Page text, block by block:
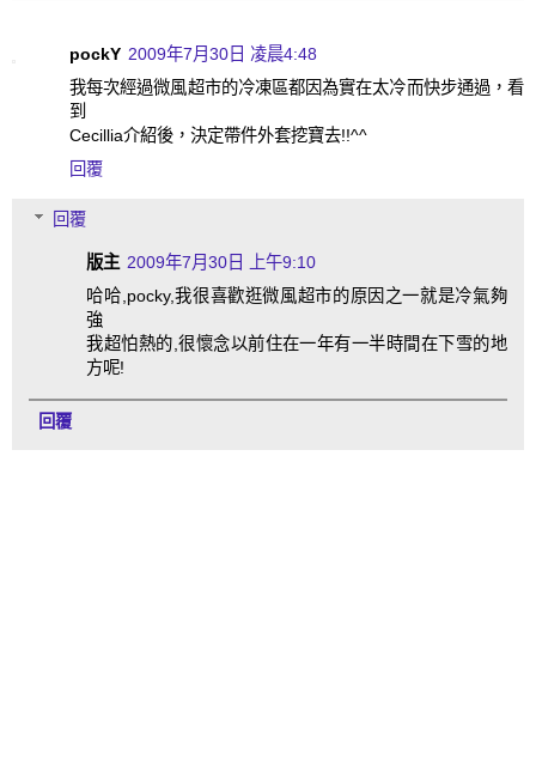
pockY 2009年7月30日 凌晨4:48
我每次經過微風超市的冷凍區都因為實在太冷而快步通過，看
到
Cecillia介紹後，決定帶件外套挖寶去!!^^
回覆
回覆
版主 2009年7月30日 上午9:10
哈哈,pocky,我很喜歡逛微風超市的原因之一就是冷氣夠
強
我超怕熱的,很懷念以前住在一年有一半時間在下雪的地
方呢!
回覆